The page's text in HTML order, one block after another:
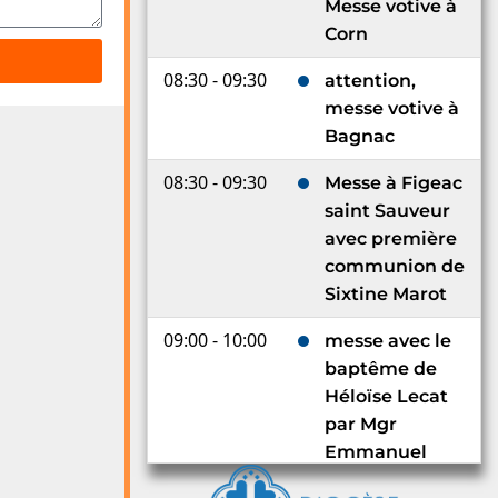
Messe votive à
Corn
08:30 - 09:30
attention,
messe votive à
Bagnac
08:30 - 09:30
Messe à Figeac
saint Sauveur
avec première
communion de
Sixtine Marot
09:00 - 10:00
messe avec le
baptême de
Héloïse Lecat
par Mgr
Emmanuel
Delmas à